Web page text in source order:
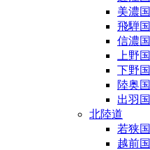
美濃国
飛騨国
信濃国
上野国
下野国
陸奥国
出羽国
北陸道
若狭国
越前国